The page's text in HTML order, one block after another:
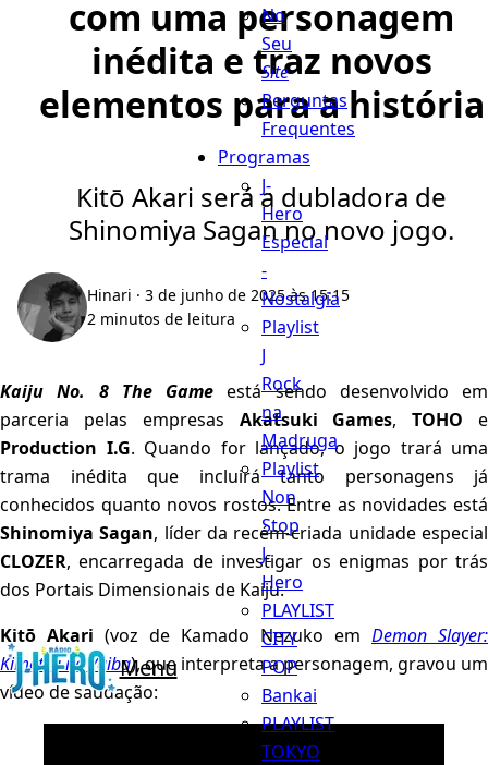
Menu
No
Seu
Site
Perguntas
Frequentes
Programas
J-
Hero
Especial
-
Nostalgia
Playlist
J
Rock
na
Madruga
Playlist
Non
Stop
J-
Hero
PLAYLIST
CITY
POP
Bankai
PLAYLIST
TOKYO
com uma personagem
inédita e traz novos
elementos para a história
Kitō Akari será a dubladora de
Shinomiya Sagan no novo jogo.
Hinari · 3 de junho de 2025 às 15:15
2 minutos de leitura
Kaiju No. 8 The Game está sendo desenvolvido em
parceria pelas empresas Akatsuki Games,TOHO e
Production I.G. Quando for lançado, o jogo trará uma
trama inédita que incluirá tanto personagens já
conhecidos quanto novos rostos. Entre as novidades está
Shinomiya Sagan, líder da recém-criada unidade especial
CLOZER, encarregada de investigar os enigmas por trás
dos Portais Dimensionais de Kaiju.
Kitō Akari (voz de Kamado Nezuko em Demon Slayer:
Kimetsu no Yaiba), que interpreta a personagem, gravou um
vídeo de saudação: